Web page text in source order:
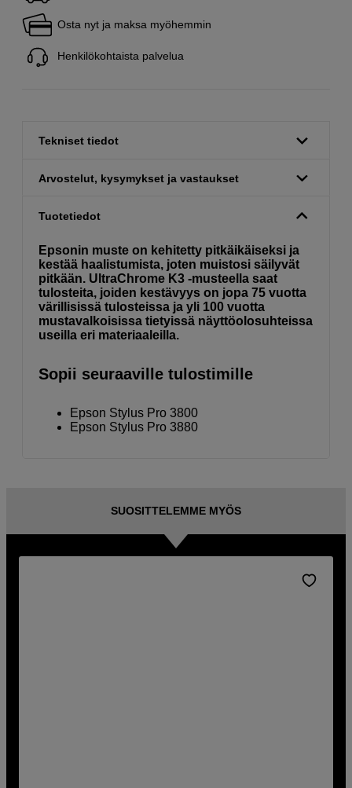
Osta nyt ja maksa myöhemmin
Henkilökohtaista palvelua
Tekniset tiedot
Arvostelut, kysymykset ja vastaukset
Tuotetiedot
Epsonin muste on kehitetty pitkäikäiseksi ja
kestää haalistumista, joten muistosi säilyvät
pitkään. UltraChrome K3 -musteella saat
tulosteita, joiden kestävyys on jopa 75 vuotta
värillisissä tulosteissa ja yli 100 vuotta
mustavalkoisissa tietyissä näyttöolosuhteissa
useilla eri materiaaleilla.
Sopii seuraaville tulostimille
Epson Stylus Pro 3800
Epson Stylus Pro 3880
SUOSITTELEMME MYÖS